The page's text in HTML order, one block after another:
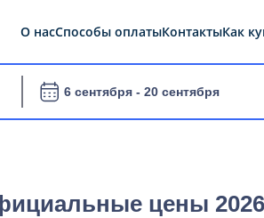
О насСпособы оплатыКонтактыКак
6 сентября - 20 сентября
цены 2026